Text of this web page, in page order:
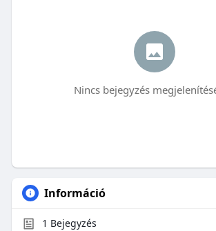
Nincs bejegyzés
Információ
1 Bejegyzés